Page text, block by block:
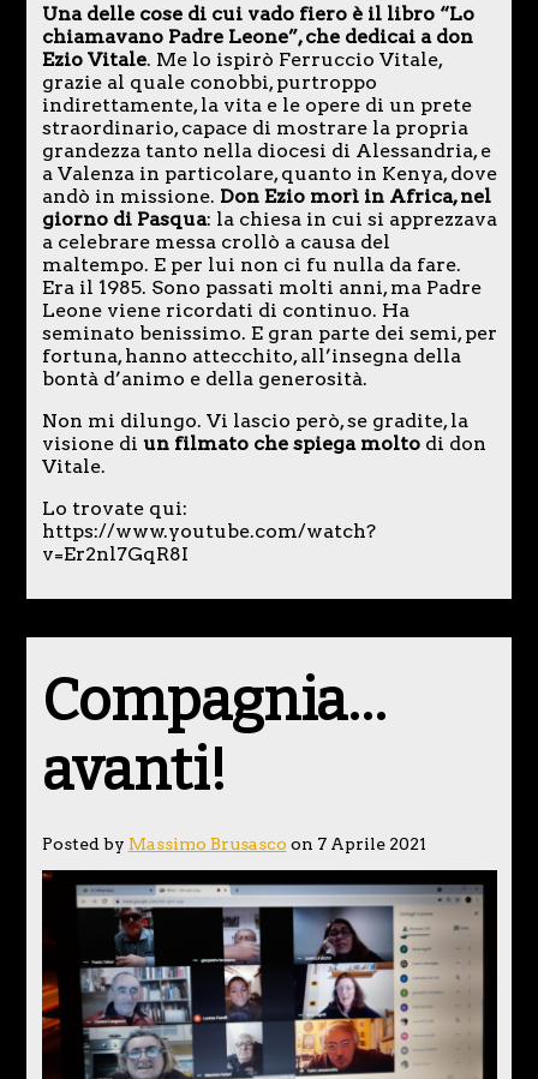
Una delle cose di cui vado fiero è il libro “Lo
chiamavano Padre Leone”, che dedicai a don
Ezio Vitale. Me lo ispirò Ferruccio Vitale,
grazie al quale conobbi, purtroppo
indirettamente, la vita e le opere di un prete
straordinario, capace di mostrare la propria
grandezza tanto nella diocesi di Alessandria, e
a Valenza in particolare, quanto in Kenya, dove
andò in missione. Don Ezio morì in Africa, nel
giorno di Pasqua: la chiesa in cui si apprezzava
a celebrare messa crollò a causa del
maltempo. E per lui non ci fu nulla da fare.
Era il 1985. Sono passati molti anni, ma Padre
Leone viene ricordati di continuo. Ha
seminato benissimo. E gran parte dei semi, per
fortuna, hanno attecchito, all’insegna della
bontà d’animo e della generosità.
Non mi dilungo. Vi lascio però, se gradite, la
visione di un filmato che spiega moltodi don
Vitale.
Lo trovate qui:
https://www.youtube.com/watch?
v=Er2nl7GqR8I
Compagnia…
avanti!
Posted by Massimo Brusasco on 7 Aprile 2021